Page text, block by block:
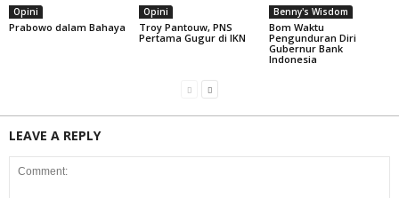
Opini
Prabowo dalam Bahaya
Opini
Troy Pantouw, PNS
Pertama Gugur di IKN
Benny's Wisdom
Bom Waktu
Pengunduran Diri
Gubernur Bank
Indonesia
LEAVE A REPLY